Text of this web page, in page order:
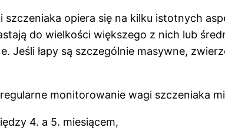
szczeniaka opiera się na kilku istotnych
do wielkości większego z nich lub
Jeśli łapy są szczególnie masywne,
monitorowanie wagi szczeniaka
4. a 5. miesiącem,